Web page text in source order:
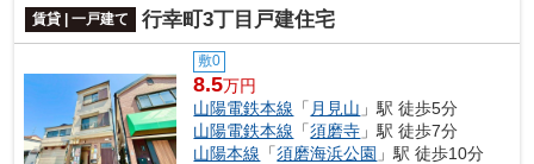
賃貸 | 一戸建て 行幸町3丁目戸建住宅
敷0
8.5万円
山陽電鉄本線 「 月見山 」駅 徒歩5分
山陽電鉄本線 「須磨寺 」駅 徒歩7分
山陽本線 「須磨海浜公園 」駅 徒歩10分